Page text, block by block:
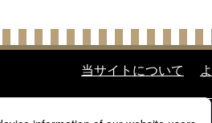
当サイトについて
酒類の販売について